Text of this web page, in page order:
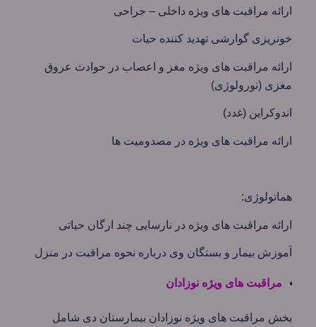
ارائه مراقبت های ویژه داخلی – جراحی
خونريزی گوارشی تهديد كننده حيات
ارائه مراقبت های ویژه مغز و اعصاب در حوادث عروق
مغزی (نورولوژی)
اندوكراين (غدد)
ارائه مراقبت های ویژه در مصدومیت ها
هماتولوژی:
ارائه مراقبت های ویژه در نارسایی چند ارگان حیاتی
آموزش بیمار و بستگان وی درباره نحوه مراقبت در منزل
مراقبت های ویژه نوزادان
بخش مراقبت های ویژه نوزادان بیمارستان دی شامل